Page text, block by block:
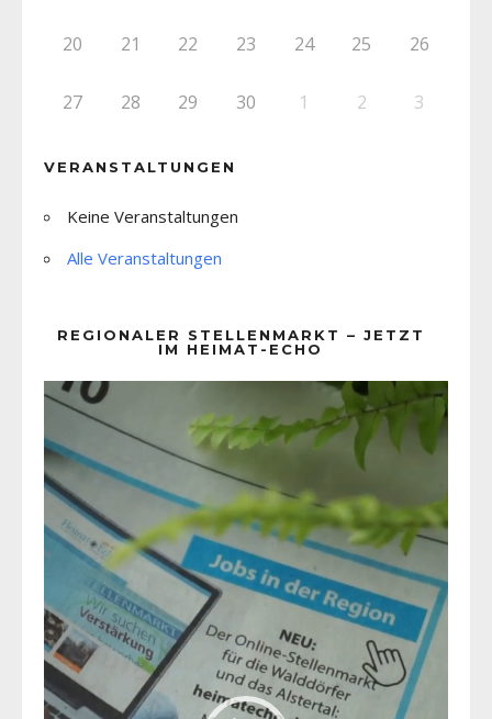
20 21 22 23 24 25 26
27 28 29 30 1 2 3
VERANSTALTUNGEN
Keine Veranstaltungen
Alle Veranstaltungen
REGIONALER STELLENMARKT – JETZT
IM HEIMAT-ECHO
Player